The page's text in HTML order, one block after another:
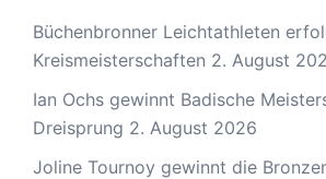
Büchenbronner Leichtathleten
Kreismeisterschaften 2. August
Ian Ochs gewinnt Badische
Dreisprung 2. August 2026
Joline Tournoy gewinnt die